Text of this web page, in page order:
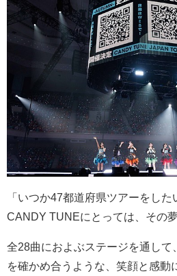
「いつか47都道府県ツアーをした
CANDY TUNEにとっては、その
全28曲におよぶステージを通し
を確かめ合うような、笑顔と感動